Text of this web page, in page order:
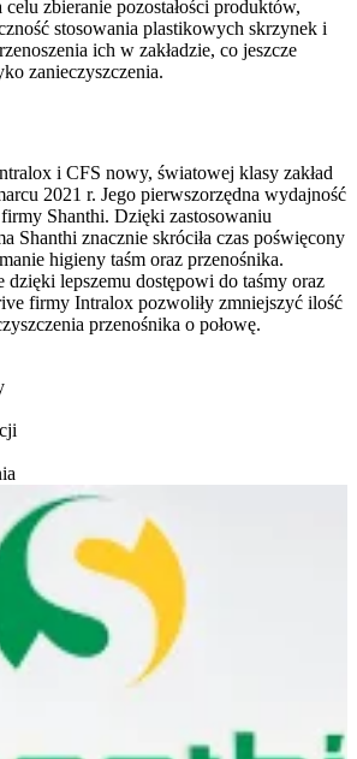
zbieranie pozostałości produktów,
stosowania plastikowych skrzynek i
ich w zakładzie, co jeszcze
zanieczyszczenia.
i CFS nowy, światowej klasy zakład
2021 r. Jego pierwszorzędna wydajność
Shanthi. Dzięki zastosowaniu
Shanthi znacznie skróciła czas poświęcony
higieny taśm oraz przenośnika.
dzięki lepszemu dostępowi do taśmy oraz
firmy Intralox pozwoliły zmniejszyć ilość
przenośnika o połowę.